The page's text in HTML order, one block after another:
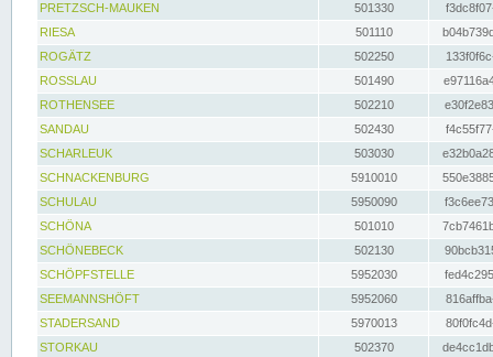
PRETZSCH-MAUKEN
501330
RIESA
501110
ROGÄTZ
502250
ROSSLAU
501490
ROTHENSEE
502210
SANDAU
502430
SCHARLEUK
503030
SCHNACKENBURG
5910010
SCHULAU
5950090
SCHÖNA
501010
SCHÖNEBECK
502130
SCHÖPFSTELLE
5952030
SEEMANNSHÖFT
5952060
STADERSAND
5970013
STORKAU
502370